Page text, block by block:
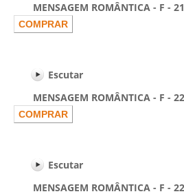
MENSAGEM ROMÂNTICA - F -
Escutar
MENSAGEM ROMÂNTICA - F -
Escutar
MENSAGEM ROMÂNTICA - F -